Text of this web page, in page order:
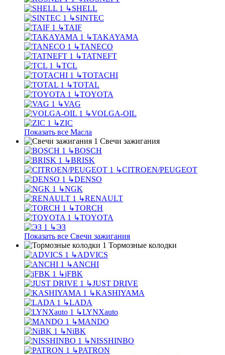
↳SHELL
↳SINTEC
↳TAIF
↳TAKAYAMA
↳TANECO
↳TATNEFT
↳TCL
↳TOTACHI
↳TOTAL
↳TOYOTA
↳VAG
↳VOLGA-OIL
↳ZIC
Показать все Масла
Свечи зажигания
↳BOSCH
↳BRISK
↳CITROEN/PEUGEOT
↳DENSO
↳NGK
↳RENAULT
↳TORCH
↳TOYOTA
↳ЭЗ
Показать все Свечи зажигания
Тормозные колодки
↳ADVICS
↳ANCHI
↳jFBK
↳JUST DRIVE
↳KASHIYAMA
↳LADA
↳LYNXauto
↳MANDO
↳NiBK
↳NISSHINBO
↳PATRON